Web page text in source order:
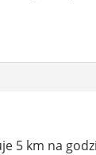
5 km na